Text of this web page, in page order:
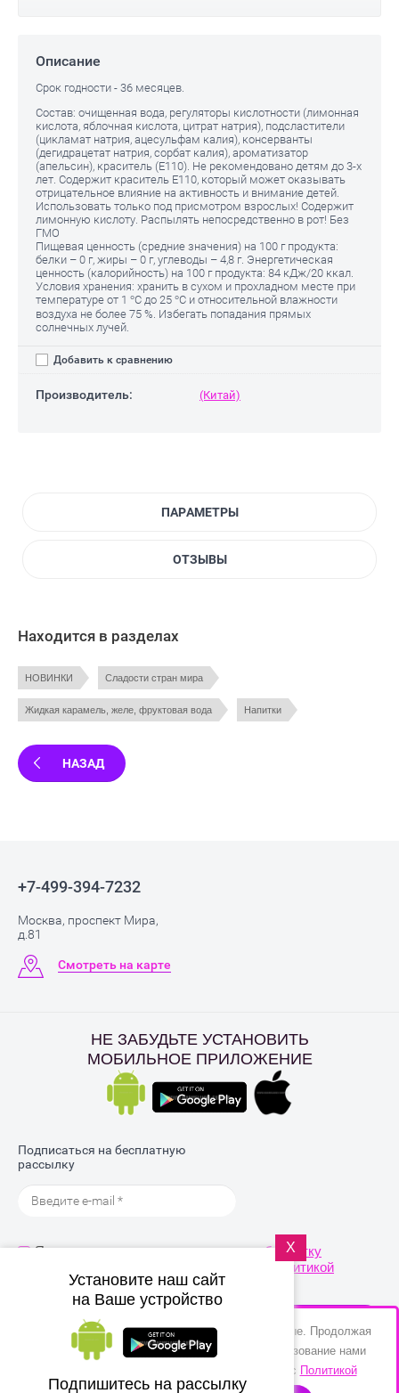
Описание
Срок годности - 36 месяцев.
Состав: очищенная вода, регуляторы кислотности (лимонная
кислота, яблочная кислота, цитрат натрия), подсластители
(цикламат натрия, ацесульфам калия), консерванты
(дегидрацетат натрия, сорбат калия), ароматизатор
(апельсин), краситель (E110). Не рекомендовано детям до 3-х
лет. Содержит краситель E110, который может оказывать
отрицательное влияние на активность и внимание детей.
Использовать только под присмотром взрослых! Содержит
лимонную кислоту. Распылять непосредственно в рот! Без
ГМО
Пищевая ценность (средние значения) на 100 г продукта:
белки – 0 г, жиры – 0 г, углеводы – 4,8 г. Энергетическая
ценность (калорийность) на 100 г продукта: 84 кДж/20 ккал.
Условия хранения: хранить в сухом и прохладном месте при
температуре от 1 °С до 25 °С и относительной влажности
воздуха не более 75 %. Избегать попадания прямых
солнечных лучей.
Добавить к сравнению
Производитель: (Китай)
ПАРАМЕТРЫ
ОТЗЫВЫ
Находится в разделах
НОВИНКИ Сладости стран мира
Жидкая карамель, желе, фруктовая вода Напитки
НАЗАД
+7-499-394-7232
Москва, проспект Мира,
д.81
Смотреть на карте
НЕ ЗАБУДЬТЕ УСТАНОВИТЬ
МОБИЛЬНОЕ ПРИЛОЖЕНИЕ
Подписаться на бесплатную
рассылку
Я выражаюсогласие на передачу и обработку
Политикой
конфиденциальности
© 2017 - 2026 MarmeLand
Этот сайт использует файлы cookie и метаданные. Продолжая
просматривать его, вы соглашаетесь на использование нами
файлов cookie и метаданных в соответствии с Политикой
X
Установите наш сайт
на Ваше устройство
Подпишитесь на рассылку